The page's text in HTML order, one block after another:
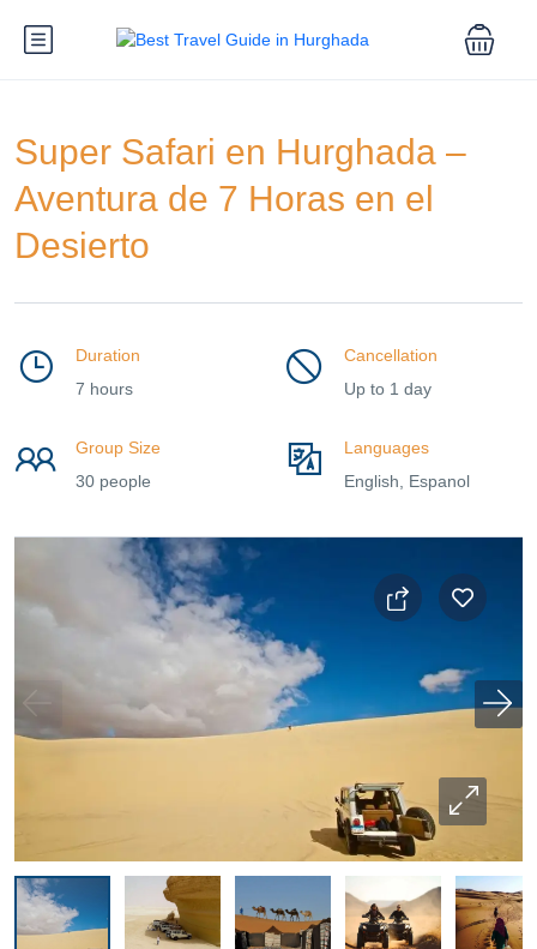
Super Safari en Hurghada –
Aventura de 7 Horas en el
Desierto
Duration
7 hours
Cancellation
Up to 1 day
Group Size
30 people
Languages
English, Espanol